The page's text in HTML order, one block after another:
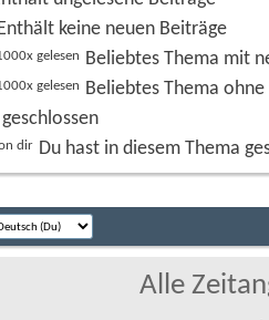
keine neuen Beiträge
Beliebtes Thema mit
Beliebtes Thema
Du hast in diesem Thema
Alle